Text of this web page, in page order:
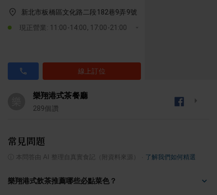
新北市板橋區文化路二段182巷9弄9號
現正營業: 11:00-14:00, 17:00-21:00
線上訂位
樂翔港式茶餐廳
289個讚
常見問題
本問答由 AI 整理自真實食記（附資料來源） 了解我們如何精選
樂翔港式飲茶推薦哪些必點菜色？